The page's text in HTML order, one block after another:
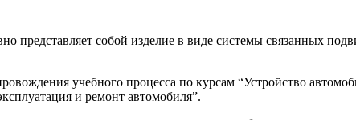
представляет собой изделие в виде системы связанных
учебного процесса по курсам “Устройство
и ремонт автомобиля”.